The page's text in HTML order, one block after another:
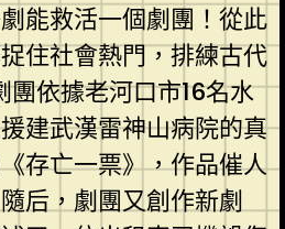
能救活一個劇團！從此
住社會熱門，排練古代
依據老河口市16名水
建武漢雷神山病院的真
存亡一票》，作品催人
后，劇團又創作新劇